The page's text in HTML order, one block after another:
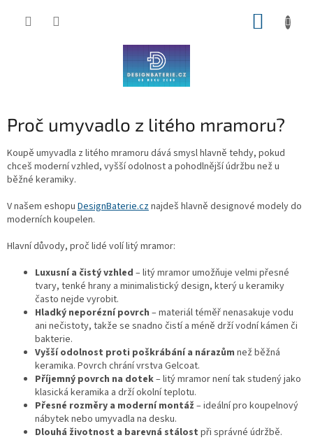
Proč umyvadlo z litého mramoru?
Koupě umyvadla z litého mramoru dává smysl hlavně tehdy, pokud
chceš moderní vzhled, vyšší odolnost a pohodlnější údržbu než u
běžné keramiky.
V našem eshopu DesignBaterie.cznajdeš hlavně designové modely do
moderních koupelen.
Hlavní důvody, proč lidé volí litý mramor:
Luxusní a čistý vzhled – litý mramor umožňuje velmi přesné
tvary, tenké hrany a minimalistický design, který u keramiky
často nejde vyrobit.
Hladký neporézní povrch – materiál téměř nenasakuje vodu
ani nečistoty, takže se snadno čistí a méně drží vodní kámen či
bakterie.
Vyšší odolnost proti poškrábání a nárazům než běžná
keramika. Povrch chrání vrstva Gelcoat.
Příjemný povrch na dotek– litý mramor není tak studený jako
klasická keramika a drží okolní teplotu.
Přesné rozměry a moderní montáž – ideální pro koupelnový
nábytek nebo umyvadla na desku.
Dlouhá životnost a barevná stálost při správné údržbě.